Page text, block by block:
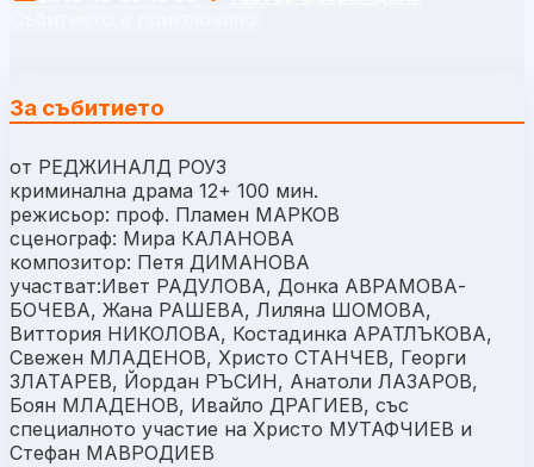
За събитието
от РЕДЖИНАЛД РОУЗ
криминална драма 12+ 100 мин.
режисьор: проф. Пламен МАРКОВ
сценограф: Мира КАЛАНОВА
композитор: Петя ДИМАНОВА
участват:Ивет РАДУЛОВА, Донка АВРАМОВА-
БОЧЕВА, Жана РАШЕВА, Лиляна ШОМОВА,
Виттория НИКОЛОВА, Костадинка АРАТЛЪКОВА,
Свежен МЛАДЕНОВ, Христо СТАНЧЕВ, Георги
ЗЛАТАРЕВ, Йордан РЪСИН, Анатоли ЛАЗАРОВ,
Боян МЛАДЕНОВ, Ивайло ДРАГИЕВ, със
специалното участие на Христо МУТАФЧИЕВ и
Стефан МАВРОДИЕВ